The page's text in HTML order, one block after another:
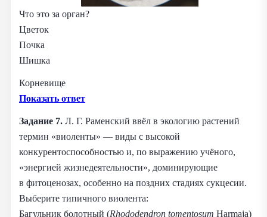
Что это за орган?
Цветок
Почка
Шишка
Корневище
Показать ответ
Задание 7. Л. Г. Раменский ввёл в экологию растений
термин «виоленты» — виды с высокой
конкурентоспособностью и, по выражению учёного,
«энергией жизнедеятельности», доминирующие
в фитоценозах, особенно на поздних стадиях сукцесии.
Выберите типичного виолента:
Багульник болотный (Rhododendron tomentosum Harmaja)